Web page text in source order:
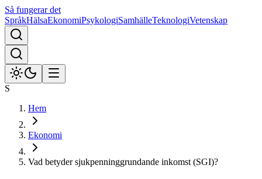
Så fungerar det
SpråkHälsaEkonomiPsykologiSamhälleTeknologiVetenskap
S
Hem
Ekonomi
Vad betyder sjukpenninggrundande inkomst (SGI)?